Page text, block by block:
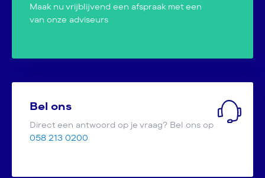
Maak nu vrijblijvend een afspraak met een
van onze adviseurs
Bel ons
Direct een antwoord op je vraag? Bel ons op
058 213 0200